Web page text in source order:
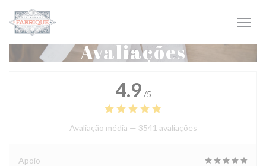
Painel de Gerenciamento de Cookies
Avaliações
4.9 /5
Avaliação média — 3541 avaliações
Apoio